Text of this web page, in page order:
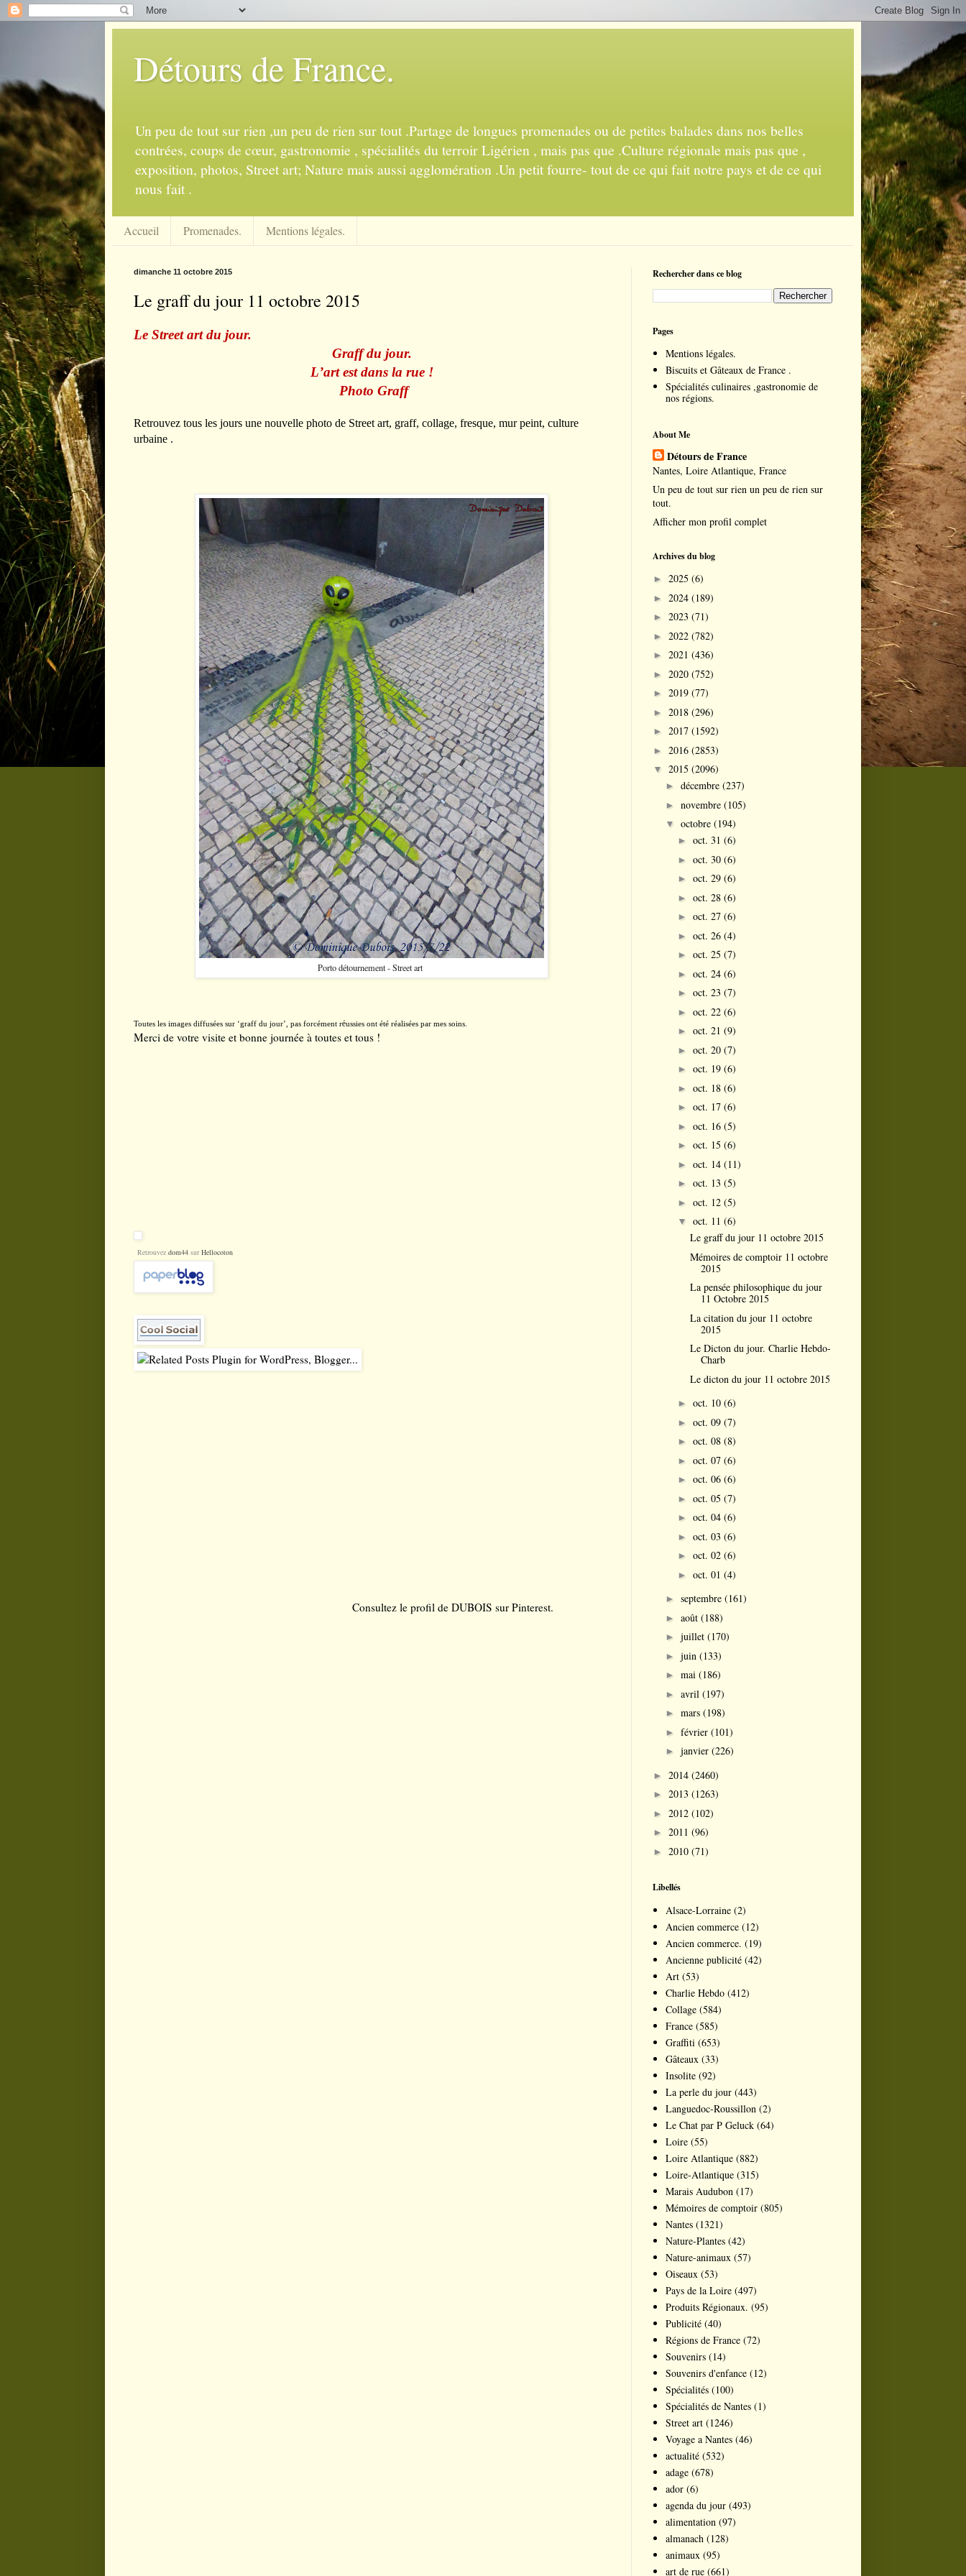
Détours de France.
Un peu de tout sur rien ,un peu de rien sur tout .Partage de longues promenades ou de petites balades dans nos belles
contrées, coups de cœur, gastronomie , spécialités du terroir Ligérien , mais pas que .Culture régionale mais pas que ,
exposition, photos, Street art; Nature mais aussi agglomération .Un petit fourre- tout de ce qui fait notre pays et de ce qui
nous fait .
Accueil Promenades. Mentions légales.
dimanche 11 octobre 2015
Le graff du jour 11 octobre 2015
Le Street art du jour.
Graff du jour.
L’art est dans la rue !
Photo Graff
Retrouvez tous les jours une nouvelle photo de Street art, graff, collage, fresque, mur peint, culture
urbaine .
Porto détournement - Street art
Toutes les images diffusées sur ‘graff du jour’ , pas forcément réussies ont été réalisées par mes soins.
Merci de votre visite et bonne journée à toutes et tous !
Retrouvez dom44 sur Hellocoton
Consultez le profil de DUBOIS sur Pinterest.
Rechercher dans ce blog
Pages
Mentions légales.
Biscuits et Gâteaux de France .
Spécialités culinaires ,gastronomie de
nos régions.
About Me
Détours de France
Nantes, Loire Atlantique, France
Un peu de tout sur rien un peu de rien sur
tout.
Afficher mon profil complet
Archives du blog
► 2025 (6)
► 2024 (189)
► 2023 (71)
► 2022 (782)
► 2021 (436)
► 2020 (752)
► 2019 (77)
► 2018 (296)
► 2017 (1592)
► 2016 (2853)
▼ 2015 (2096)
► décembre (237)
► novembre (105)
▼ octobre (194)
► oct. 31 (6)
► oct. 30 (6)
► oct. 29 (6)
► oct. 28 (6)
► oct. 27 (6)
► oct. 26 (4)
► oct. 25 (7)
► oct. 24 (6)
► oct. 23 (7)
► oct. 22 (6)
► oct. 21 (9)
► oct. 20 (7)
► oct. 19 (6)
► oct. 18 (6)
► oct. 17 (6)
► oct. 16 (5)
► oct. 15 (6)
► oct. 14 (11)
► oct. 13 (5)
► oct. 12 (5)
▼ oct. 11 (6)
Le graff du jour 11 octobre 2015
Mémoires de comptoir 11 octobre
2015
La pensée philosophique du jour
11 Octobre 2015
La citation du jour 11 octobre
2015
Le Dicton du jour. Charlie Hebdo-
Charb
Le dicton du jour 11 octobre 2015
► oct. 10 (6)
► oct. 09 (7)
► oct. 08 (8)
► oct. 07 (6)
► oct. 06 (6)
► oct. 05 (7)
► oct. 04 (6)
► oct. 03 (6)
► oct. 02 (6)
► oct. 01 (4)
► septembre (161)
► août (188)
► juillet (170)
► juin (133)
► mai (186)
► avril (197)
► mars (198)
► février (101)
► janvier (226)
► 2014 (2460)
► 2013 (1263)
► 2012 (102)
► 2011 (96)
► 2010 (71)
Libellés
Alsace-Lorraine (2)
Ancien commerce (12)
Ancien commerce. (19)
Ancienne publicité (42)
Art (53)
Charlie Hebdo (412)
Collage (584)
France (585)
Graffiti (653)
Gâteaux (33)
Insolite (92)
La perle du jour (443)
Languedoc-Roussillon (2)
Le Chat par P Geluck (64)
Loire (55)
Loire Atlantique (882)
Loire-Atlantique (315)
Marais Audubon (17)
Mémoires de comptoir (805)
Nantes (1321)
Nature-Plantes (42)
Nature-animaux (57)
Oiseaux (53)
Pays de la Loire (497)
Produits Régionaux. (95)
Publicité (40)
Régions de France (72)
Souvenirs (14)
Souvenirs d'enfance (12)
Spécialités (100)
Spécialités de Nantes (1)
Street art (1246)
Voyage a Nantes (46)
actualité (532)
adage (678)
ador (6)
agenda du jour (493)
alimentation (97)
almanach (128)
animaux (95)
art de rue (661)